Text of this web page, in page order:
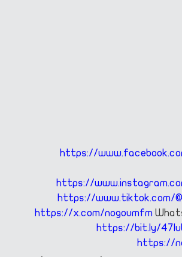
https://
https://
https://www.tiktok.com/
https://x.com/nogoumfm
https://bit.ly/
https://